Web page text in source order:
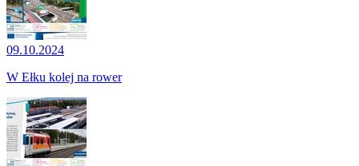
09.10.2024
W Ełku kolej na rower